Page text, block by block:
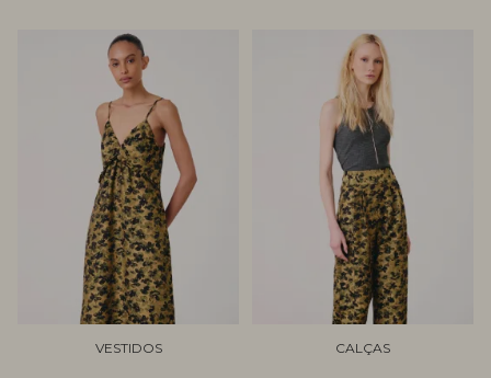
VESTIDOS CALÇAS